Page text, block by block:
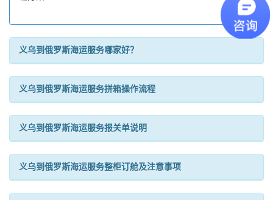
义乌到俄罗斯海运服务哪家好？
义乌到俄罗斯海运服务拼箱操作流程
义乌到俄罗斯海运服务报关单说明
义乌到俄罗斯海运服务整柜订舱及注意事项